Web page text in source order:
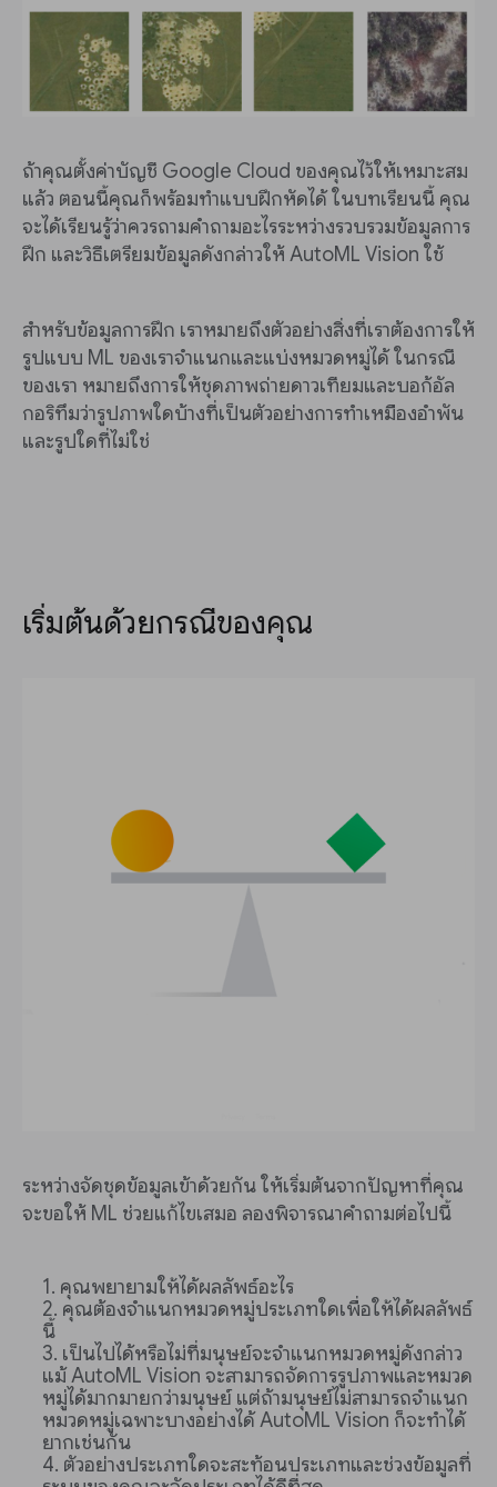
ถ้าคุณตั้งค่าบัญชี Google Cloud ของคุณไว้ให้เหมาะสม
แล้ว ตอนนี้คุณก็พร้อมทำแบบฝึกหัดได้ ในบทเรียนนี้ คุณ
จะได้เรียนรู้ว่าควรถามคำถามอะไรระหว่างรวบรวมข้อมูลการ
ฝึก และวิธีเตรียมข้อมูลดังกล่าวให้ AutoML Vision ใช้
สำหรับข้อมูลการฝึก เราหมายถึงตัวอย่างสิ่งที่เราต้องการให้
รูปแบบ ML ของเราจำแนกและแบ่งหมวดหมู่ได้ ในกรณี
ของเรา หมายถึงการให้ชุดภาพถ่ายดาวเทียมและบอก้อัล
กอริทึมว่ารูปภาพใดบ้างที่เป็นตัวอย่างการทำเหมืองอำพัน
และรูปใดที่ไม่ใช่
เริ่มต้นด้วยกรณีของคุณ
ระหว่างจัดชุดข้อมูลเข้าด้วยกัน ให้เริ่มต้นจากปัญหาที่คุณ
จะขอให้ ML ช่วยแก้ไขเสมอ ลองพิจารณาคำถามต่อไปนี้
คุณพยายามให้ได้ผลลัพธ์อะไร
คุณต้องจำแนกหมวดหมู่ประเภทใดเพื่อให้ได้ผลลัพธ์
นี้
เป็นไปได้หรือไม่ที่มนุษย์จะจำแนกหมวดหมู่ดังกล่าว
แม้ AutoML Vision จะสามารถจัดการรูปภาพและหมวด
หมู่ได้มากมายกว่ามนุษย์ แต่ถ้ามนุษย์ไม่สามารถจำแนก
หมวดหมู่เฉพาะบางอย่างได้ AutoML Vision ก็จะทำได้
ยากเช่นกัน
ตัวอย่างประเภทใดจะสะท้อนประเภทและช่วงข้อมูลที่